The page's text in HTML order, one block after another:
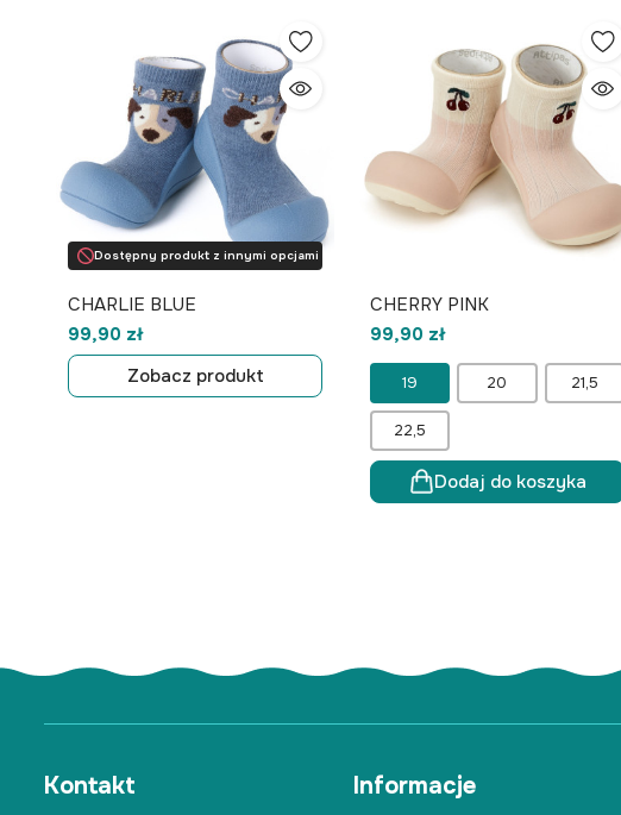
Dostępny produkt z innymi opcjami
CHARLIE BLUE
99,90 zł
Zobacz produkt
CHERRY PINK
99,90 zł
19 20 21,5
22,5
Dodaj do koszyka
Kontakt Informacje